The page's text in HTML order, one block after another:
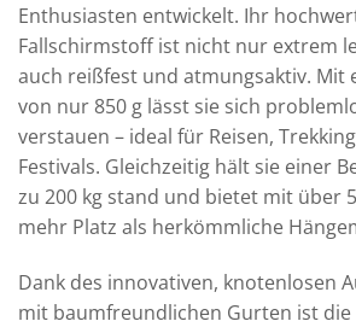
Enthusiasten entwickelt. Ihr
Fallschirmstoff ist nicht nur extrem
auch reißfest und atmungsaktiv. Mit
von nur 850 g lässt sie sich
verstauen – ideal für Reisen,
Festivals. Gleichzeitig hält sie einer
zu 200 kg stand und bietet mit über
mehr Platz als herkömmliche
Dank des innovativen, knotenlosen
mit baumfreundlichen Gurten ist die